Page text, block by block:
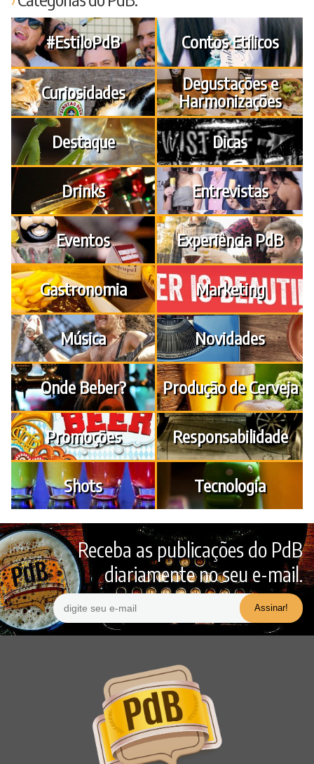
#EstiloPdB Contos Etílicos
Curiosidades
Degustações e
Harmonizações
Destaque
Dicas
Drinks Entrevistas
Eventos Experiência PdB
Gastronomia Marketing
Música Novidades
Onde Beber? Produção de Cerveja
Promoções Responsabilidade
Shots Tecnologia
Receba as publicações do PdB
diariamente no seu e-mail.